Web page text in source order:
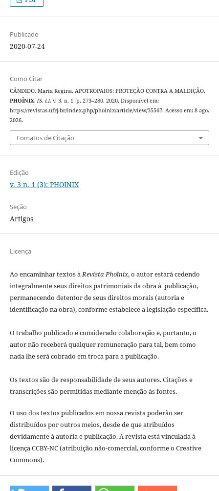
Publicado
2020-07-24
Como Citar
CÂNDIDO, Maria Regina. APOTROPAIOS: PROTEÇÃO CONTRA A MALDIÇÃO.
PHOÎNIX, [S. l.], v. 3, n. 1, p. 273–280, 2020. Disponível em:
https://revistas.ufrj.br/index.php/phoinix/article/view/35567. Acesso em: 8 ago.
2026.
Fomatos de Citação
Edição
v. 3 n. 1 (3): PHOINIX
Seção
Artigos
Licença
Ao encaminhar textos àRevista Phoînix, o autor estará cedendo
integralmente seus direitos patrimoniais da obra à publicação,
permanecendo detentor de seus direitos morais (autoria e
identificação na obra), conforme estabelece a legislação especí­fica.
O trabalho publicado é considerado colaboração e, portanto, o
autor não receberá qualquer remuneração para tal, bem como
nada lhe será cobrado em troca para a publicação.
Os textos são de responsabilidade de seus autores. Citações e
transcrições são permitidas mediante menção às fontes.
O uso dos textos publicados em nossa revista poderão ser
distribuídos por outros meios, desde de que atribuídos
devidamente à autoria e publicação. A revista está vinculada à
licença CCBY-NC (atribuição não-comercial, conforme o Creative
Commons).